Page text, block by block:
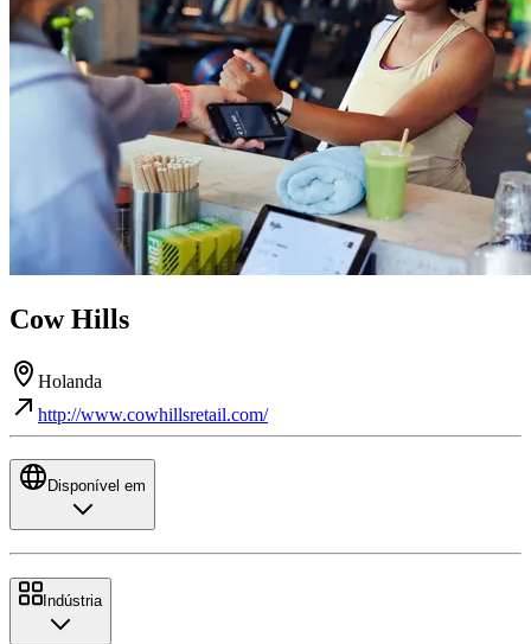
Cow Hills
Holanda
http://www.cowhillsretail.com/
Disponível em
Indústria